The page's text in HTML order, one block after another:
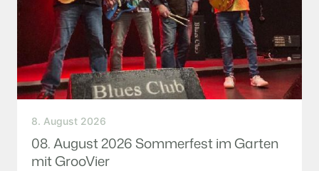
8. August 2026
08. August 2026 Sommerfest im Garten
mit GrooVier